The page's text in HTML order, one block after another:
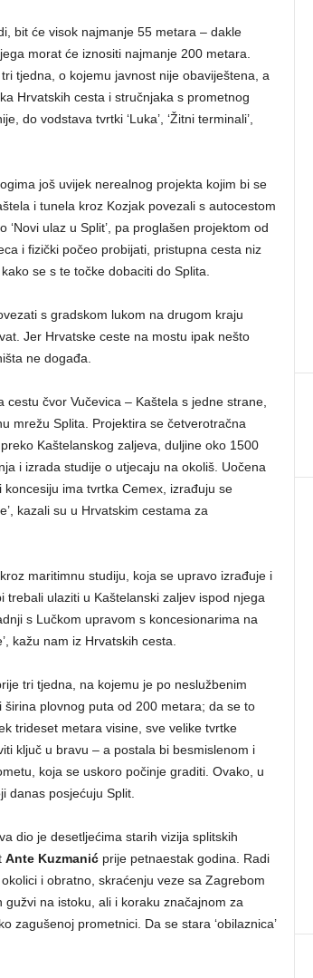
bit će visok najmanje 55 metara – dakle
morat će iznositi najmanje 200 metara.
tjedna, o kojemu javnost nije obaviještena, a
Hrvatskih cesta i stručnjaka s prometnog
do vodstava tvrtki ‘Luka’, ‘Žitni terminali’,
još uvijek nerealnog projekta kojim bi se
i tunela kroz Kozjak povezali s autocestom
ulaz u Split’, pa proglašen projektom od
i fizički počeo probijati, pristupna cesta niz
se s te točke dobaciti do Splita.
s gradskom lukom na drugom kraju
Jer Hrvatske ceste na mostu ipak nešto
ne događa.
čvor Vučevica – Kaštela s jedne strane,
mrežu Splita. Projektira se četverotračna
Kaštelanskog zaljeva, duljine oko 1500
i izrada studije o utjecaju na okoliš. Uočena
ima tvrtka Cemex, izrađuju se
kazali su u Hrvatskim cestama za
maritimnu studiju, koja se upravo izrađuje i
ulaziti u Kaštelanski zaljev ispod njega
s Lučkom upravom s koncesionarima na
kažu nam iz Hrvatskih cesta.
tri tjedna, na kojemu je po neslužbenim
plovnog puta od 200 metara; da se to
trideset metara visine, sve velike tvrtke
ključ u bravu – a postala bi besmislenom i
koja se uskoro počinje graditi. Ovako, u
danas posjećuju Split.
dio je desetljećima starih vizija splitskih
Ante Kuzmanić prije petnaestak godina. Radi
i obratno, skraćenju veze sa Zagrebom
na istoku, ali i koraku značajnom za
zagušenoj prometnici. Da se stara ‘obilaznica’